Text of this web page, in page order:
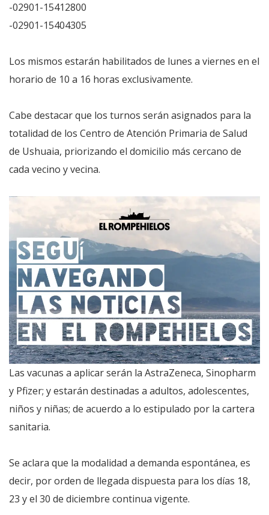
-02901-15412800
-02901-15404305
Los mismos estarán habilitados de lunes a viernes en el
horario de 10 a 16 horas exclusivamente.
Cabe destacar que los turnos serán asignados para la
totalidad de los Centro de Atención Primaria de Salud
de Ushuaia, priorizando el domicilio más cercano de
cada vecino y vecina.
Las vacunas a aplicar serán la AstraZeneca, Sinopharm
y Pfizer; y estarán destinadas a adultos, adolescentes,
niños y niñas; de acuerdo a lo estipulado por la cartera
sanitaria.
Se aclara que la modalidad a demanda espontánea, es
decir, por orden de llegada dispuesta para los días 18,
23 y el 30 de diciembre continua vigente.